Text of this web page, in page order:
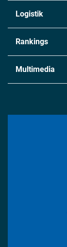
Chemie
Metall
Energie
Logistik
Rankings
Multimedia